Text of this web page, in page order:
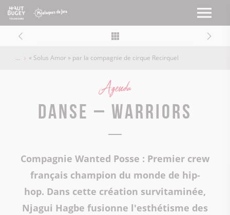
« Solus Amor » par la compagnie de cirque Recirquel
Agenda
Danse – Warriors
Compagnie Wanted Posse : Premier crew
français champion du monde de hip-
hop. Dans cette création survitaminée,
Njagui Hagbe fusionne l'esthétisme des